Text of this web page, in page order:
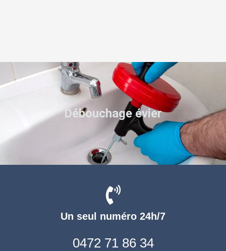
Un seul numéro 24h/7
0472 71 86 34
Débouchage évier